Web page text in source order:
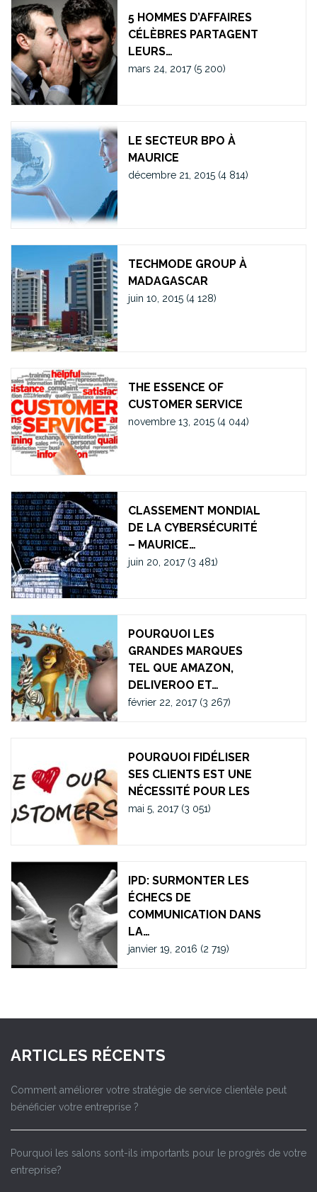
5 HOMMES D’AFFAIRES
CÉLÈBRES PARTAGENT
LEURS…
mars 24, 2017 (5 200)
LE SECTEUR BPO À
MAURICE
décembre 21, 2015 (4 814)
TECHMODE GROUP À
MADAGASCAR
juin 10, 2015 (4 128)
THE ESSENCE OF
CUSTOMER SERVICE
novembre 13, 2015 (4 044)
CLASSEMENT MONDIAL
DE LA CYBERSÉCURITÉ
– MAURICE…
juin 20, 2017 (3 481)
POURQUOI LES
GRANDES MARQUES
TEL QUE AMAZON,
DELIVEROO ET…
février 22, 2017 (3 267)
POURQUOI FIDÉLISER
SES CLIENTS EST UNE
NÉCESSITÉ POUR LES
mai 5, 2017 (3 051)
IPD: SURMONTER LES
ÉCHECS DE
COMMUNICATION DANS
LA…
janvier 19, 2016 (2 719)
ARTICLES RÉCENTS
Comment améliorer votre stratégie de service clientèle peut
bénéficier votre entreprise ?
Pourquoi les salons sont-ils importants pour le progrès de votre
entreprise?